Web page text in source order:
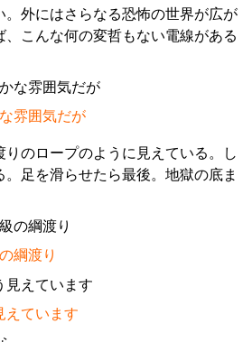
。外にはさらなる恐怖の世界が広が
、こんな何の変哲もない電線がある
雰囲気だが
のロープのように見えている。し
足を滑らせたら最後。地獄の底ま
綱渡り
えています